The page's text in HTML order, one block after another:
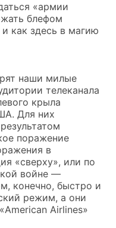
«армии
блефом
как здесь в магию
наши милые
телеканала
крыла
Для них
поражение
в
«сверху», или по
войне —
конечно, быстро и
режим, а они
Airlines»